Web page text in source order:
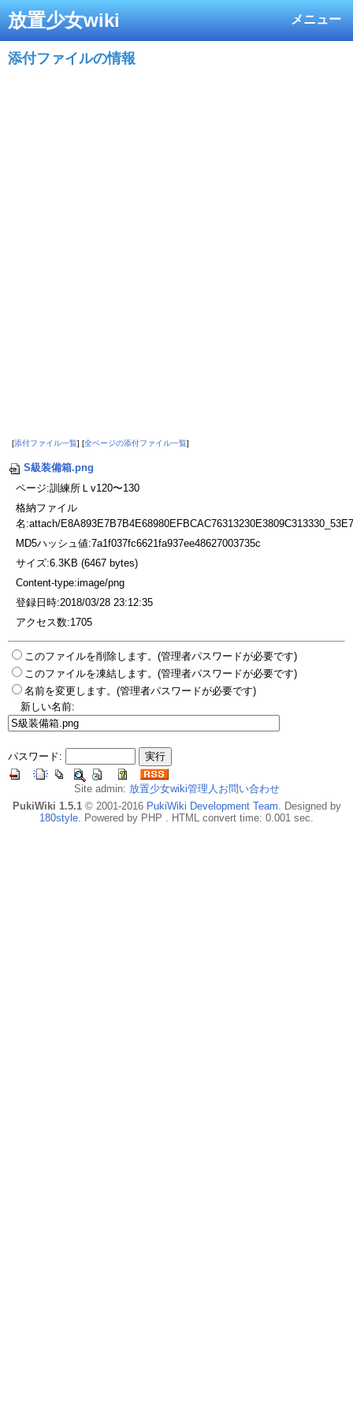
メニュー
放置少女wiki
添付ファイルの情報
[添付ファイル一覧] [全ページの添付ファイル一覧]
S級装備箱.png
ページ:訓練所Ｌv120〜130
格納ファイル
名:attach/
MD5ハッシュ値:7a1f037fc6621fa937ee48627003735c
サイズ:6.3KB (6467 bytes)
Content-type:image/png
登録日時:2018/03/28 23:12:35
アクセス数:1705
このファイルを削除します。(管理者パスワードが必要です)
このファイルを凍結します。(管理者パスワードが必要です)
名前を変更します。(管理者パスワードが必要です)
新しい名前:
パスワード:
Site admin: 放置少女wiki管理人お問い合わせ
PukiWiki 1.5.1© 2001-2016 PukiWiki Development Team. Designed by
180style. Powered by PHP . HTML convert time: 0.001 sec.